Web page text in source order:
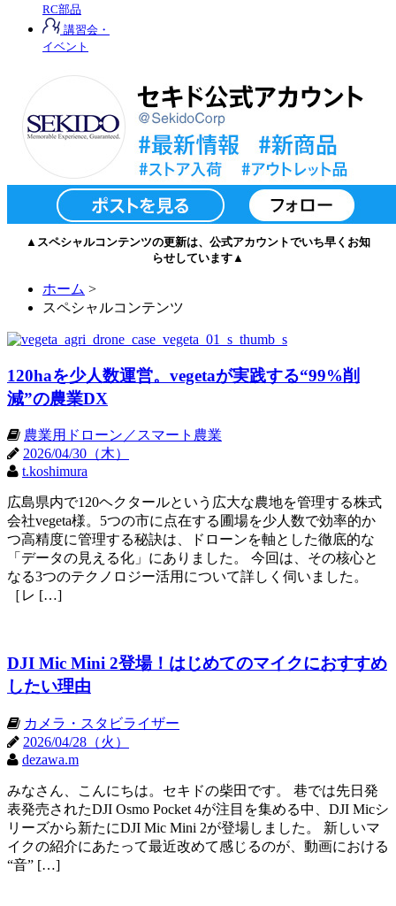
RC部品
講習会・
イベント
▲スペシャルコンテンツの更新は、公式アカウントでいち早くお知
らせしています▲
ホーム >
スペシャルコンテンツ
120haを少人数運営。vegetaが実践する“99%削
減”の農業DX
農業用ドローン／スマート農業
2026/04/30（木）
t.koshimura
広島県内で120ヘクタールという広大な農地を管理する株式
会社vegeta様。5つの市に点在する圃場を少人数で効率的か
つ高精度に管理する秘訣は、ドローンを軸とした徹底的な
「データの見える化」にありました。 今回は、その核心と
なる3つのテクノロジー活用について詳しく伺いました。
［レ […]
DJI Mic Mini 2登場！はじめてのマイクにおすすめ
したい理由
カメラ・スタビライザー
2026/04/28（火）
dezawa.m
みなさん、こんにちは。セキドの柴田です。 巷では先日発
表発売されたDJI Osmo Pocket 4が注目を集める中、DJI Micシ
リーズから新たにDJI Mic Mini 2が登場しました。 新しいマ
イクの紹介にあたって最近改めて感じるのが、動画における
“音” […]